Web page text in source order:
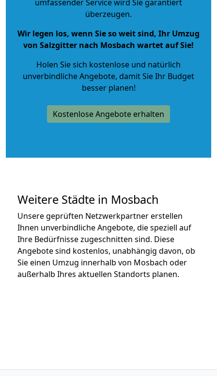
umfassender Service wird Sie garantiert
überzeugen.
Wir legen los, wenn Sie so weit sind, Ihr Umzug
von Salzgitter nach Mosbach wartet auf Sie!
Holen Sie sich kostenlose und natürlich
unverbindliche Angebote, damit Sie Ihr Budget
besser planen!
Kostenlose Angebote erhalten
Weitere Städte in Mosbach
Unsere geprüften Netzwerkpartner erstellen
Ihnen unverbindliche Angebote, die speziell auf
Ihre Bedürfnisse zugeschnitten sind. Diese
Angebote sind kostenlos, unabhängig davon, ob
Sie einen Umzug innerhalb von Mosbach oder
außerhalb Ihres aktuellen Standorts planen.